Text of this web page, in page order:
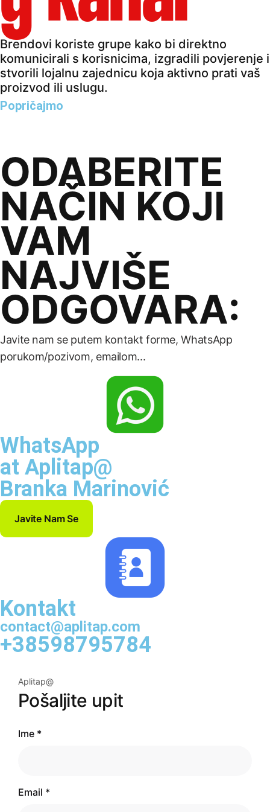
Brendovi koriste grupe kako bi direktno
komunicirali s korisnicima, izgradili povjerenje i
stvorili lojalnu zajednicu koja aktivno prati vaš
proizvod ili uslugu.
Popričajmo
ODABERITE
NAČIN KOJI
VAM
NAJVIŠE
ODGOVARA:
Javite nam se putem kontakt forme, WhatsApp
porukom/pozivom, emailom...
WhatsApp
at Aplitap@
Branka Marinović
Javite Nam Se
Kontakt
contact@aplitap.com
+38598795784
Aplitap@
Pošaljite upit
Ime *
Email *